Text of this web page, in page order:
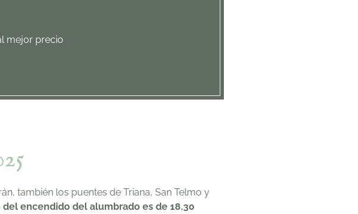
mejor precio
también los puentes de Triana, San Telmo y
del encendido del alumbrado es de 18.30